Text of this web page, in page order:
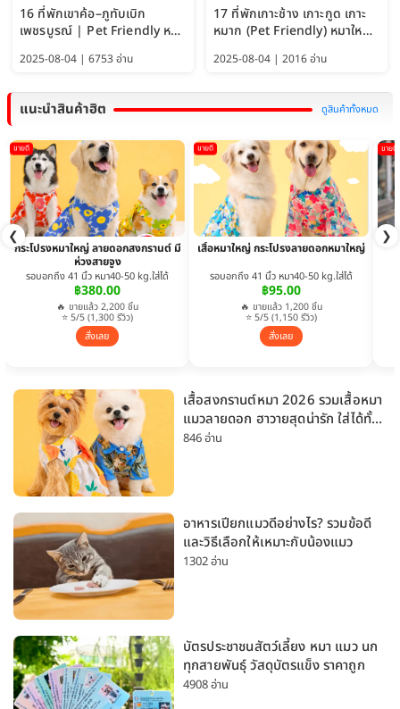
16 ที่พักเขาค้อ–ภูทับเบิก
เพชรบูรณ์ | Pet Friendly หมา
2025-08-04 | 6753 อ่าน
17 ที่พักเกาะช้าง เกาะกูด เกาะ
หมาก (Pet Friendly) หมาใหญ่
2025-08-04 | 2016 อ่าน
แนะนำสินค้าฮิต ดูสินค้าทั้งหมด
❮ ❯
ขายดี
กระโปรงหมาใหญ่ ลายดอกสงกรานต์ มี
ห่วงสายจูง
รอบอกถึง 41 นิ้ว หมา40-50 kg.ใส่ได้
฿380.00
🔥 ขายแล้ว 2,200 ชิ้น
⭐ 5/5 (1,300 รีวิว)
สั่งเลย
ขายดี
เสื้อหมาใหญ่ กระโปรงลายดอกหมาใหญ่
รอบอกถึง 41 นิ้ว หมา40-50 kg.ใส่ได้
฿95.00
🔥 ขายแล้ว 1,200 ชิ้น
⭐ 5/5 (1,150 รีวิว)
สั่งเลย
ขายดี
เสื้อสงกรานต์หมา 2026 รวมเสื้อหมา
แมวลายดอก ฮาวายสุดน่ารัก ใส่ได้ทั้ง
หมาเล็กและหมาใหญ่
846 อ่าน
อาหารเปียกแมวดีอย่างไร? รวมข้อดี
และวิธีเลือกให้เหมาะกับน้องแมว
1302 อ่าน
บัตรประชาชนสัตว์เลี้ยง หมา แมว นก
ทุกสายพันธุ์ วัสดุบัตรแข็ง ราคาถูก
4908 อ่าน